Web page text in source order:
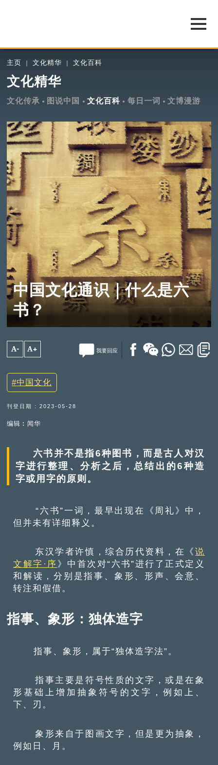
主页 文化精华 文化百科
文化精华
文化传承 图说中国 文化百科 每日一词 文博漫游
中国文化通识｜什么是六
书？
A- A+ 我要回应
中国文化
刊登日期 : 2023-05-28
编辑︰闻华
六书并不是指6种图书，而是古人对汉
字进行整理、分析之后，总结出的6种造
字或用字的原则。
“六书”一词，最早出现在《周礼》中，
但并未有详细释义。
东汉学者许慎，综合历代资料，在《说
文解字·序》中首次对“六书”进行了正式定义
和解读，分别是指事、象形、形声、会意、
转注和假借。
指事、象形：独体造字
指事、象形，属于“独体造字法”。
指事主要是符号性质的文字，或是在象
形基础上增加抽象符号的文字，例如上、
下、刃。
象形来自于图画文字，但是更为抽象，
例如日、月。